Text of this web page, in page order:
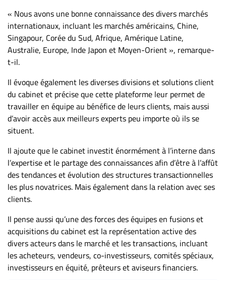
« Nous avons une bonne connaissance des divers marchés
internationaux, incluant les marchés américains, Chine,
Singapour, Corée du Sud, Afrique, Amérique Latine,
Australie, Europe, Inde Japon et Moyen-Orient », remarque-
t-il.
Il évoque également les diverses divisions et solutions client
du cabinet et précise que cette plateforme leur permet de
travailler en équipe au bénéfice de leurs clients, mais aussi
d’avoir accès aux meilleurs experts peu importe où ils se
situent.
Il ajoute que le cabinet investit énormément à l’interne dans
l’expertise et le partage des connaissances afin d’être à l’affût
des tendances et évolution des structures transactionnelles
les plus novatrices. Mais également dans la relation avec ses
clients.
Il pense aussi qu’une des forces des équipes en fusions et
acquisitions du cabinet est la représentation active des
divers acteurs dans le marché et les transactions, incluant
les acheteurs, vendeurs, co-investisseurs, comités spéciaux,
investisseurs en équité, prêteurs et aviseurs financiers.